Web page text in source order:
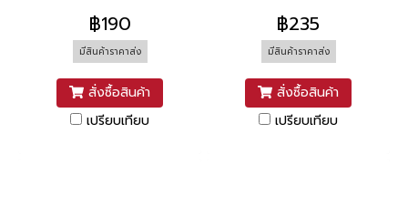
฿190
มีสินค้าราคาส่ง
สั่งซื้อสินค้า
เปรียบเทียบ
฿235
มีสินค้าราคาส่ง
สั่งซื้อสินค้า
เปรียบเทียบ